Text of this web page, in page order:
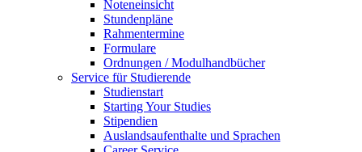
Noteneinsicht
Stundenpläne
Rahmentermine
Formulare
Ordnungen / Modulhandbücher
Service für Studierende
Studienstart
Starting Your Studies
Stipendien
Auslandsaufenthalte und Sprachen